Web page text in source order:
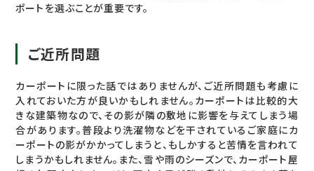
ポートを選ぶことが重要です。
ご近所問題
カーポートに限った話ではありませんが、ご近所問題も考慮に
入れておいた方が良いかもしれません。カーポートは比較的大
きな建築物なので、その影が隣の敷地に影響を与えてしまう場
合があります。普段より洗濯物などを干されているご家庭にカ
ーポートの影がかかってしまうと、もしかすると苦情を言われて
しまうかもしれません。また、雪や雨のシーズンで、カーポート屋